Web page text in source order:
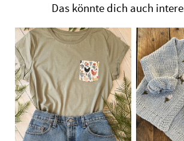
Das könnte dich auch